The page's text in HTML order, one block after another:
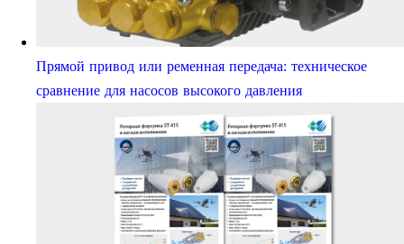
Прямой привод или ременная передача: техническое
сравнение для насосов высокого давления